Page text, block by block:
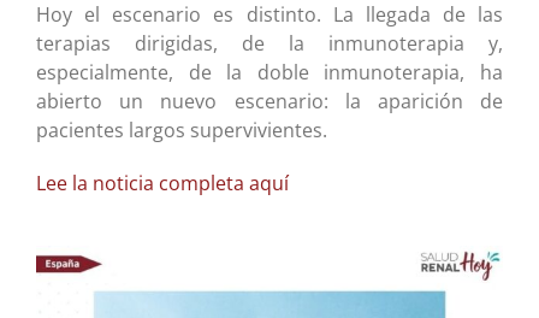
Hoy el escenario es distinto. La llegada de las
terapias dirigidas, de la inmunoterapia y,
especialmente, de la doble inmunoterapia, ha
abierto un nuevo escenario: la aparición de
pacientes largos supervivientes.
Lee la noticia completa aquí